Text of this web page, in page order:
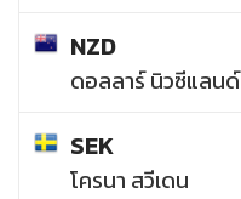
NZD
ดอลลาร์ นิวซีแลนด์
SEK
โครนา สวีเดน